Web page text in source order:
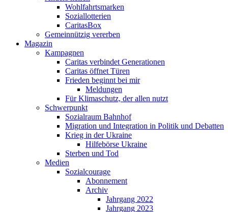
Wohlfahrtsmarken
Soziallotterien
CaritasBox
Gemeinnützig vererben
Magazin
Kampagnen
Caritas verbindet Generationen
Caritas öffnet Türen
Frieden beginnt bei mir
Meldungen
Für Klimaschutz, der allen nutzt
Schwerpunkt
Sozialraum Bahnhof
Migration und Integration in Politik und Debatten
Krieg in der Ukraine
Hilfebörse Ukraine
Sterben und Tod
Medien
Sozialcourage
Abonnement
Archiv
Jahrgang 2022
Jahrgang 2023